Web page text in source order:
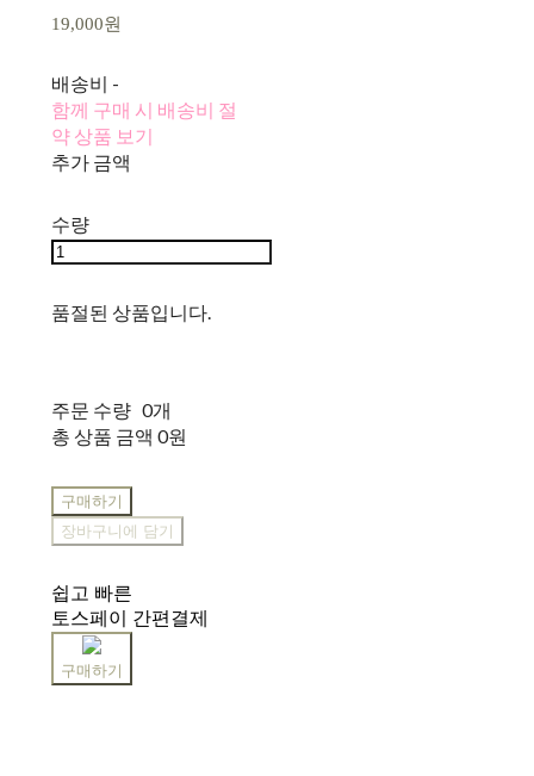
19,000원
배송비 -
함께 구매 시 배송비 절
약 상품 보기
추가 금액
수량
품절된 상품입니다.
주문 수량 0개
총 상품 금액 0원
구매하기
장바구니에 담기
쉽고 빠른
토스페이 간편결제
구매하기